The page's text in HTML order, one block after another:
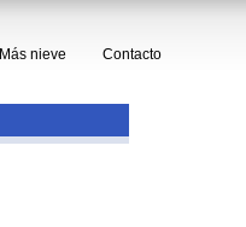
Más nieve Contacto